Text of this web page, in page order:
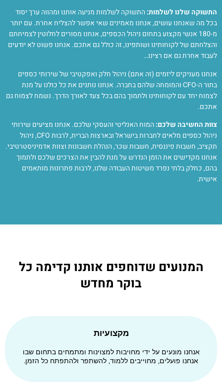
התשוקה שלנו לשלמות:התשוקה לשלמות מניעה אותנו ומהווה ערך יסוד
בכל מה שאנחנו עושים, אנחנו מאמינים שאי אפשר להצליח אחרת. עם יותר
מ-180 אנשי מקצוע בתחום ניהול הכספים, אנחנו מסורים לחלוטין לצמיחתם
והצלחתם של לקוחותינו ושותפינו, זה כולל גם אתכם. אנחנו פשוט לא יודעים
לעבוד אחרת גם אם רצינו…
אנחנו מעניקים ליזמים (זה אתם) ניהול חלק ואפקטיבי של שירותי כספים
בתור ה-CFO והמומחה שלהם בחברה. אנחנו נותנים את כל כולנו על מנת
לצמוח יחד עם לקוחותינו ולתמוך בהם בכל צעד לאורך הדרך. נשמח לצמוח גם
אתכם.
צוות החשיבה שלכם:המוח האנליטי והעסקי שלכם. אנחנו מציעים שירותי
ניהול כספים מלאים לחברות בישראל ובארצות הברית, לרבות CFO, ניהול
תקציב, חשבות פיננסית, חשבות שכר, הנהלת חשבונות וצוות אדמיניסטרטיבי.
אנחנו מקדישים את הזמן הנדרש על מנת להבין את הצרכים שלכם ולתמוך
בהם, כחלק בלתי נפרד משיטות העבודה שלנו, לרבות פתרונות מותאמים
אישית.
המנועים שדוחפים אותנו קדימה כל
בוקר מחדש
מקצועיות
אנחנו מונעים על ידי מחויבות למצוינות ומתמחים בתחום שבו
אנחנו פועלים, מחוייבים ללמוד, להשתפר ולהתפתח כל הזמן.